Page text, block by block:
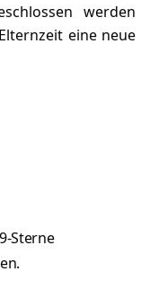
werden
eine neue
Sterne